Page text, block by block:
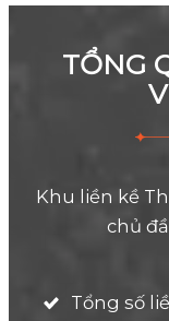
TỔNG
Khu liền kề
chủ
Tổng số